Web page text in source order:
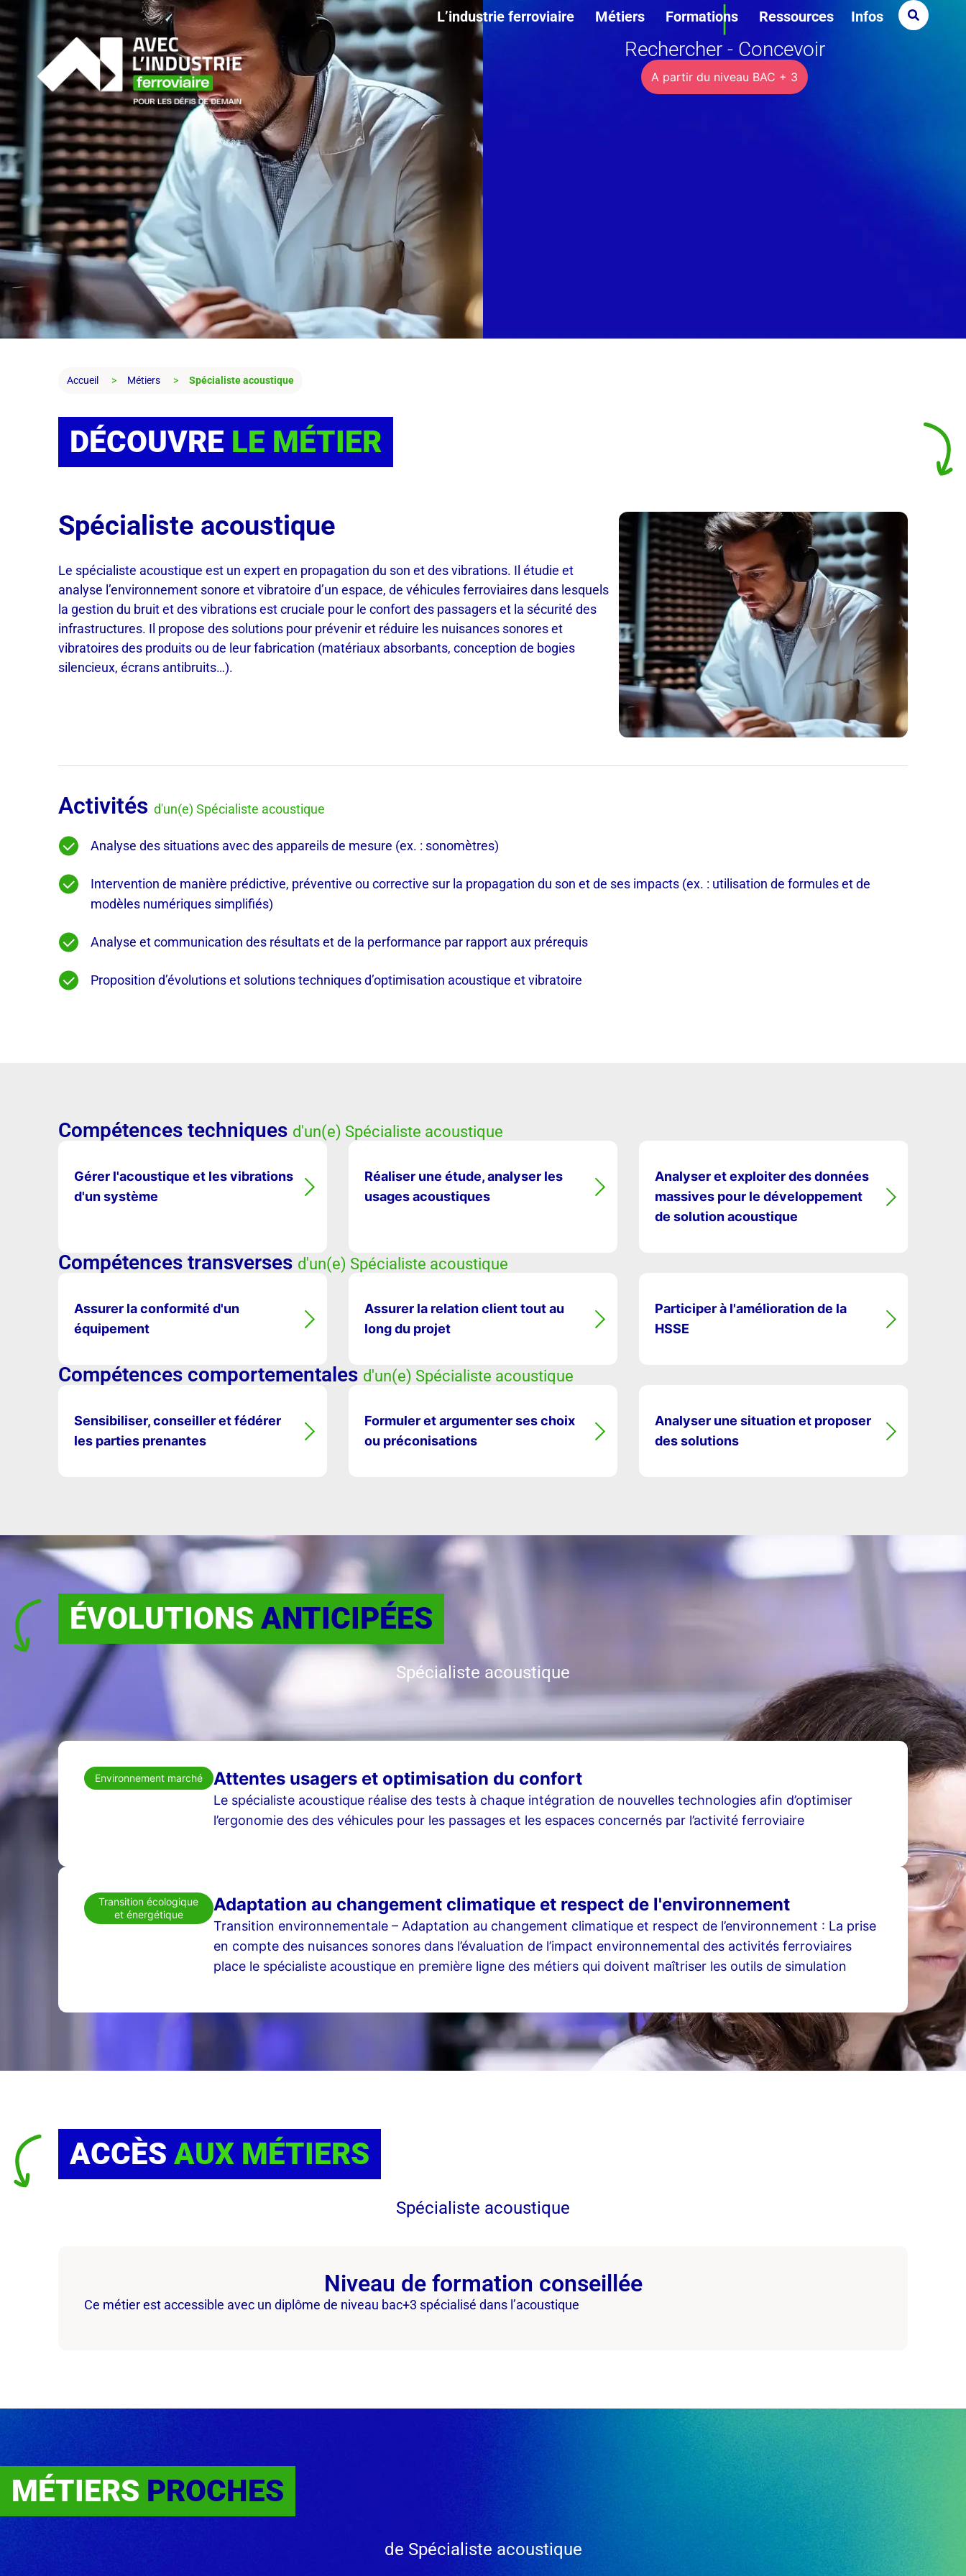
L’industrie ferroviaire Métiers Formations Ressources Infos
Rechercher - Concevoir
A partir du niveau BAC + 3
Accueil Métiers Spécialiste acoustique
DÉCOUVRE LE MÉTIER
Spécialiste acoustique
Le spécialiste acoustique est un expert en propagation du son et des vibrations. Il étudie et
analyse l’environnement sonore et vibratoire d’un espace, de véhicules ferroviaires dans lesquels
la gestion du bruit et des vibrations est cruciale pour le confort des passagers et la sécurité des
infrastructures. Il propose des solutions pour prévenir et réduire les nuisances sonores et
vibratoires des produits ou de leur fabrication (matériaux absorbants, conception de bogies
silencieux, écrans antibruits…).
Activités d'un(e) Spécialiste acoustique
Analyse des situations avec des appareils de mesure (ex. : sonomètres)
Intervention de manière prédictive, préventive ou corrective sur la propagation du son et de ses impacts (ex. : utilisation de formules et de
modèles numériques simplifiés)
Analyse et communication des résultats et de la performance par rapport aux prérequis
Proposition d’évolutions et solutions techniques d’optimisation acoustique et vibratoire
Compétences techniques d'un(e) Spécialiste acoustique
Gérer l'acoustique et les vibrations
d'un système
Réaliser une étude, analyser les
usages acoustiques
Analyser et exploiter des données
massives pour le développement
de solution acoustique
Compétences transverses d'un(e) Spécialiste acoustique
Assurer la conformité d'un
équipement
Assurer la relation client tout au
long du projet
Participer à l'amélioration de la
HSSE
Compétences comportementales d'un(e) Spécialiste acoustique
Sensibiliser, conseiller et fédérer
les parties prenantes
Formuler et argumenter ses choix
ou préconisations
Analyser une situation et proposer
des solutions
ÉVOLUTIONS ANTICIPÉES
Spécialiste acoustique
Environnement marché Attentes usagers et optimisation du confort
Le spécialiste acoustique réalise des tests à chaque intégration de nouvelles technologies afin d’optimiser
l’ergonomie des des véhicules pour les passages et les espaces concernés par l’activité ferroviaire
Transition écologique
et énergétique
Adaptation au changement climatique et respect de l'environnement
Transition environnementale – Adaptation au changement climatique et respect de l’environnement : La prise
en compte des nuisances sonores dans l’évaluation de l’impact environnemental des activités ferroviaires
place le spécialiste acoustique en première ligne des métiers qui doivent maîtriser les outils de simulation
ACCÈS AUX MÉTIERS
Spécialiste acoustique
Niveau de formation conseillée
Ce métier est accessible avec un diplôme de niveau bac+3 spécialisé dans l’acoustique
MÉTIERS PROCHES
de Spécialiste acoustique